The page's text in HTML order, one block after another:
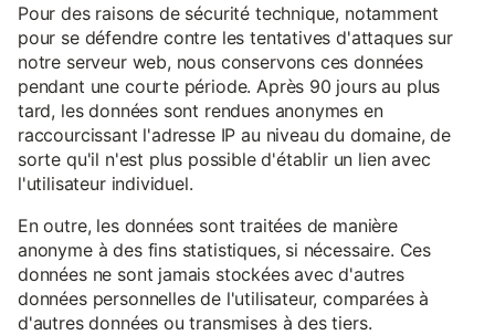
Pour des raisons de sécurité technique, notamment
pour se défendre contre les tentatives d'attaques sur
notre serveur web, nous conservons ces données
pendant une courte période. Après 90 jours au plus
tard, les données sont rendues anonymes en
raccourcissant l'adresse IP au niveau du domaine, de
sorte qu'il n'est plus possible d'établir un lien avec
l'utilisateur individuel.
En outre, les données sont traitées de manière
anonyme à des fins statistiques, si nécessaire. Ces
données ne sont jamais stockées avec d'autres
données personnelles de l'utilisateur, comparées à
d'autres données ou transmises à des tiers.